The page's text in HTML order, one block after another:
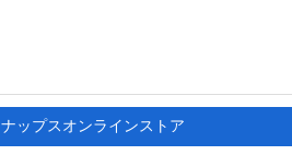
ナップスオンラインストア